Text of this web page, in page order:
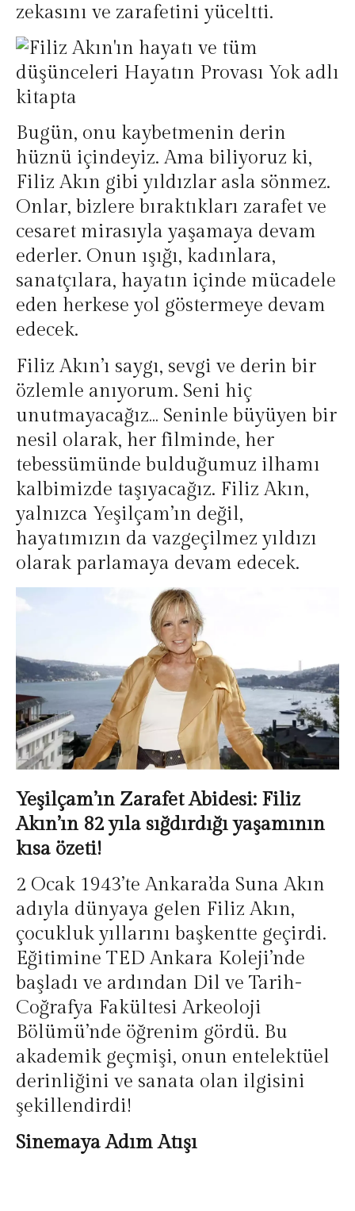
zekasını ve zarafetini yüceltti.
Bugün, onu kaybetmenin derin
hüznü içindeyiz. Ama biliyoruz ki,
Filiz Akın gibi yıldızlar asla sönmez.
Onlar, bizlere bıraktıkları zarafet ve
cesaret mirasıyla yaşamaya devam
ederler. Onun ışığı, kadınlara,
sanatçılara, hayatın içinde mücadele
eden herkese yol göstermeye devam
edecek.
Filiz Akın’ı saygı, sevgi ve derin bir
özlemle anıyorum. Seni hiç
unutmayacağız… Seninle büyüyen bir
nesil olarak, her filminde, her
tebessümünde bulduğumuz ilhamı
kalbimizde taşıyacağız. Filiz Akın,
yalnızca Yeşilçam’ın değil,
hayatımızın da vazgeçilmez yıldızı
olarak parlamaya devam edecek.
Yeşilçam’ın Zarafet Abidesi: Filiz
Akın’ın 82 yıla sığdırdığı yaşamının
kısa özeti!
2 Ocak 1943’te Ankara’da Suna Akın
adıyla dünyaya gelen Filiz Akın,
çocukluk yıllarını başkentte geçirdi.
Eğitimine TED Ankara Koleji’nde
başladı ve ardından Dil ve Tarih-
Coğrafya Fakültesi Arkeoloji
Bölümü’nde öğrenim gördü. Bu
akademik geçmişi, onun entelektüel
derinliğini ve sanata olan ilgisini
şekillendirdi!
Sinemaya Adım Atışı